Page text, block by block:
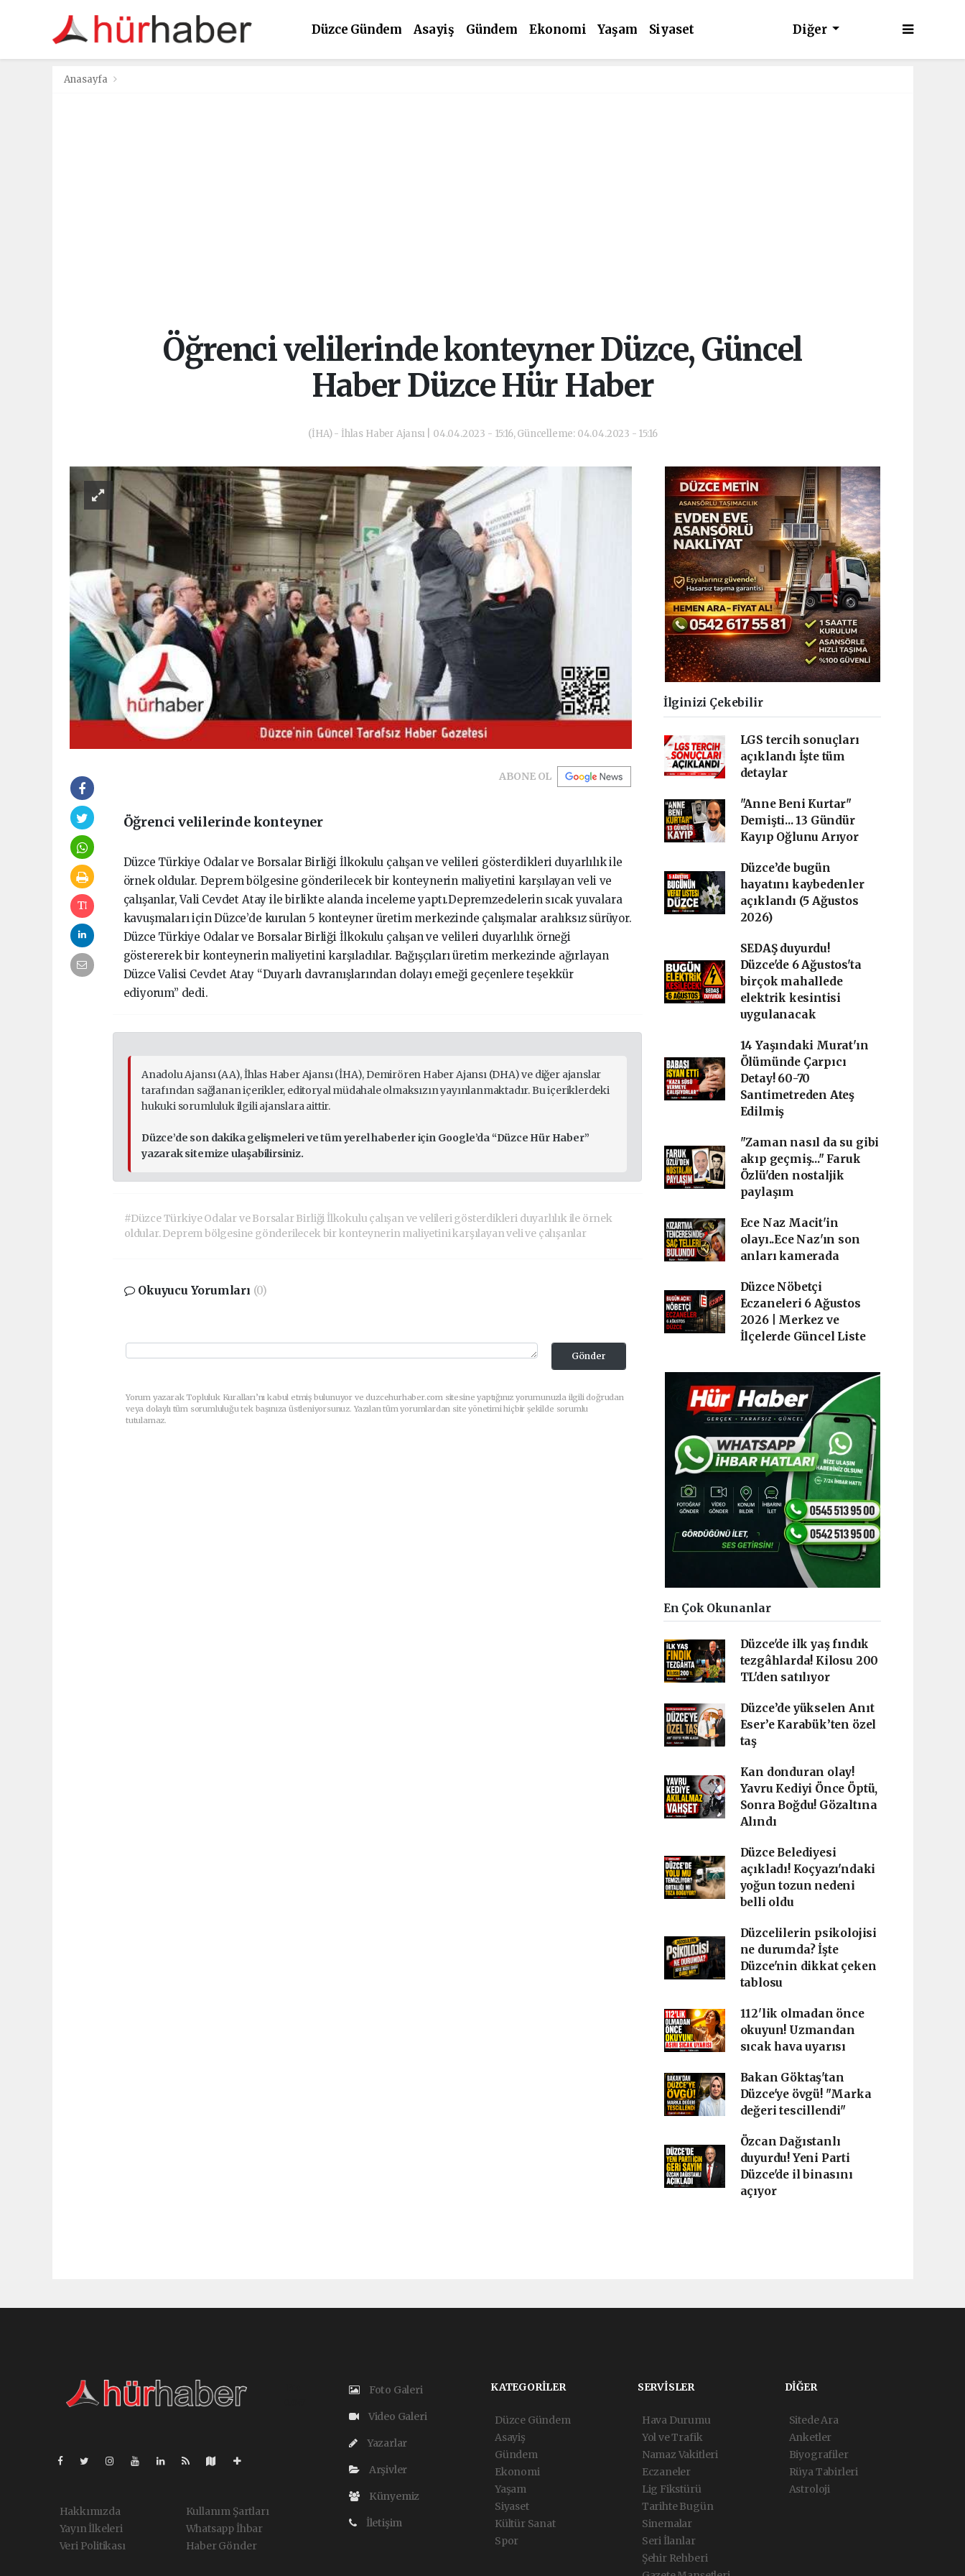
Düzce Gündem Asayiş Gündem Ekonomi Yaşam
Siyaset
Diğer
Anasayfa
Öğrenci velilerinde konteyner Düzce, Güncel
Haber Düzce Hür Haber
(İHA) - İhlas Haber Ajansı | 04.04.2023 - 15:16, Güncelleme: 04.04.2023 - 15:16
ABONE OL
Öğrenci velilerinde konteyner
Düzce Türkiye Odalar ve Borsalar Birliği İlkokulu çalışan ve velileri gösterdikleri duyarlılık ile
örnek oldular. Deprem bölgesine gönderilecek bir konteynerin maliyetini karşılayan veli ve
çalışanlar, Vali Cevdet Atay ile birlikte alanda inceleme yaptı.Depremzedelerin sıcak yuvalara
kavuşmaları için Düzce’de kurulan 5 konteyner üretim merkezinde çalışmalar aralıksız sürüyor.
Düzce Türkiye Odalar ve Borsalar Birliği İlkokulu çalışan ve velileri duyarlılık örneği
göstererek bir konteynerin maliyetini karşıladılar. Bağışçıları üretim merkezinde ağırlayan
Düzce Valisi Cevdet Atay “Duyarlı davranışlarından dolayı emeği geçenlere teşekkür
ediyorum” dedi.
Anadolu Ajansı (AA), İhlas Haber Ajansı (İHA), Demirören Haber Ajansı (DHA) ve diğer ajanslar
tarafından sağlanan içerikler, editoryal müdahale olmaksızın yayınlanmaktadır. Bu içeriklerdeki
hukuki sorumluluk ilgili ajanslara aittir.
Düzce’de son dakika gelişmeleri ve tüm yerel haberler için Google’da “Düzce Hür Haber”
yazarak sitemize ulaşabilirsiniz.
#Düzce Türkiye Odalar ve Borsalar Birliği İlkokulu çalışan ve velileri gösterdikleri duyarlılık ile örnek
oldular. Deprem bölgesine gönderilecek bir konteynerin maliyetini karşılayan veli ve çalışanlar
Okuyucu Yorumları (0)
Gönder
Yorum yazarak Topluluk Kuralları’nı kabul etmiş bulunuyor ve duzcehurhaber.com sitesine yaptığınız yorumunuzla ilgili doğrudan
veya dolaylı tüm sorumluluğu tek başınıza üstleniyorsunuz. Yazılan tüm yorumlardan site yönetimi hiçbir şekilde sorumlu
tutulamaz.
İlginizi Çekebilir
LGS tercih sonuçları
açıklandı İşte tüm
detaylar
"Anne Beni Kurtar"
Demişti... 13 Gündür
Kayıp Oğlunu Arıyor
Düzce’de bugün
hayatını kaybedenler
açıklandı (5 Ağustos
2026)
SEDAŞ duyurdu!
Düzce'de 6 Ağustos'ta
birçok mahallede
elektrik kesintisi
uygulanacak
14 Yaşındaki Murat'ın
Ölümünde Çarpıcı
Detay! 60-70
Santimetreden Ateş
Edilmiş
"Zaman nasıl da su gibi
akıp geçmiş..." Faruk
Özlü'den nostaljik
paylaşım
Ece Naz Macit'in
olayı..Ece Naz'ın son
anları kamerada
Düzce Nöbetçi
Eczaneleri 6 Ağustos
2026 | Merkez ve
İlçelerde Güncel Liste
En Çok Okunanlar
Düzce'de ilk yaş fındık
tezgâhlarda! Kilosu 200
TL'den satılıyor
Düzce’de yükselen Anıt
Eser’e Karabük’ten özel
taş
Kan donduran olay!
Yavru Kediyi Önce Öptü,
Sonra Boğdu! Gözaltına
Alındı
Düzce Belediyesi
açıkladı! Koçyazı'ndaki
yoğun tozun nedeni
belli oldu
Düzcelilerin psikolojisi
ne durumda? İşte
Düzce'nin dikkat çeken
tablosu
112'lik olmadan önce
okuyun! Uzmandan
sıcak hava uyarısı
Bakan Göktaş'tan
Düzce'ye övgü! "Marka
değeri tescillendi"
Özcan Dağıstanlı
duyurdu! Yeni Parti
Düzce'de il binasını
açıyor
Hakkımızda
Yayın İlkeleri
Veri Politikası
Kullanım Şartları
Whatsapp İhbar
Haber Gönder
Foto Galeri
Video Galeri
Yazarlar
Arşivler
Künyemiz
İletişim
KATEGORİLER
Düzce Gündem
Asayiş
Gündem
Ekonomi
Yaşam
Siyaset
Kültür Sanat
Spor
SERVİSLER
Hava Durumu
Yol ve Trafik
Namaz Vakitleri
Eczaneler
Lig Fikstürü
Tarihte Bugün
Sinemalar
Seri İlanlar
Şehir Rehberi
DİĞER
Sitede Ara
Anketler
Biyografiler
Rüya Tabirleri
Astroloji